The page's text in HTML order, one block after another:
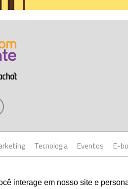
interage em nosso site e
Tecnologia Eventos E-